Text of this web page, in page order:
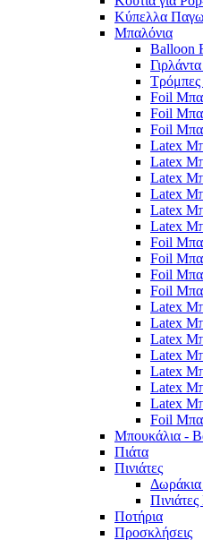
Κύπελλα
Μπαλόνια
Balloon
Foil
Foil
Foil
Latex
Latex
Latex
Latex
Latex
Latex
Foil
Foil
Foil
Foil
Latex
Latex
Latex
Latex
Latex
Latex
Latex
Foil
Μπουκάλια -
Πιάτα
Πινιάτες
Δωράκια
Ποτήρια
Προσκλήσεις